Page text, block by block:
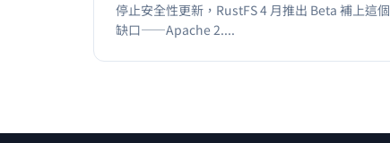
停止安全性更新，RustFS 4 月推出 Beta 補上這個
缺口——Apache 2....